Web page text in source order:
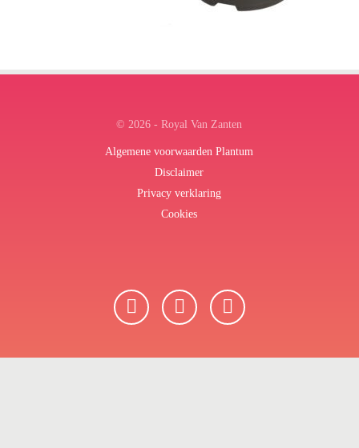
© 2026 - Royal Van Zanten
Algemene voorwaarden Plantum
Disclaimer
Privacy verklaring
Cookies